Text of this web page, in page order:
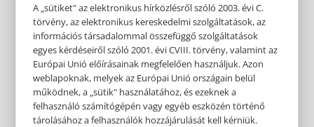
A „sütiket" az elektronikus hírközlésről szóló 2003. évi C.
törvény, az elektronikus kereskedelmi szolgáltatások, az
információs társadalommal összefüggő szolgáltatások
egyes kérdéseiről szóló 2001. évi CVIII. törvény, valamint az
Európai Unió előírásainak megfelelően használjuk. Azon
weblapoknak, melyek az Európai Unió országain belül
működnek, a „sütik" használatához, és ezeknek a
felhasználó számítógépén vagy egyéb eszközén történő
tárolásához a felhasználók hozzájárulását kell kérniük.